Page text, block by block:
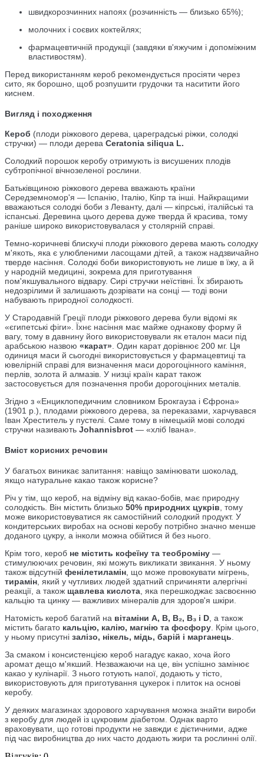
швидкорозчинних напоях (розчинність — близько 65%);
молочних і соєвих коктейлях;
фармацевтичній продукції (завдяки в'яжучим і допоміжним
властивостям).
Перед використанням кероб рекомендується просіяти через
сито, як борошно, щоб розпушити грудочки та наситити його
киснем.
Вигляд і походження
Кероб (плоди ріжкового дерева, цареградські ріжки, солодкі
стручки) — плоди дерева Ceratonia siliqua L.
Солодкий порошок керобу отримують із висушених плодів
субтропічної вічнозеленої рослини.
Батьківщиною ріжкового дерева вважають країни
Середземномор'я — Іспанію, Італію, Кіпр та інші. Найкращими
вважаються солодкі боби з Леванту, далі — кіпрські, італійські та
іспанські. Деревина цього дерева дуже тверда й красива, тому
раніше широко використовувалася у столярній справі.
Темно-коричневі блискучі плоди ріжкового дерева мають солодку
м'якоть, яка є улюбленими ласощами дітей, а також надзвичайно
тверде насіння. Солодкі боби використовують не лише в їжу, а й
у народній медицині, зокрема для приготування
пом'якшувального відвару. Сирі стручки неїстівні. Їх збирають
недозрілими й залишають дозрівати на сонці — тоді вони
набувають природної солодкості.
У Стародавній Греції плоди ріжкового дерева були відомі як
«єгипетські фіги». Їхнє насіння має майже однакову форму й
вагу, тому в давнину його використовували як еталон маси під
арабською назвою «карат». Один карат дорівнює 200 мг. Ця
одиниця маси й сьогодні використовується у фармацевтиці та
ювелірній справі для визначення маси дорогоцінного каміння,
перлів, золота й алмазів. У низці країн карат також
застосовується для позначення проби дорогоцінних металів.
Згідно з «Енциклопедичним словником Брокгауза і Єфрона»
(1901 р.), плодами ріжкового дерева, за переказами, харчувався
Іван Хреститель у пустелі. Саме тому в німецькій мові солодкі
стручки називають Johannisbrot — «хліб Івана».
Вміст корисних речовин
У багатьох виникає запитання: навіщо замінювати шоколад,
якщо натуральне какао також корисне?
Річ у тім, що кероб, на відміну від какао-бобів, має природну
солодкість. Він містить близько 50% природних цукрів , тому
може використовуватися як самостійний солодкий продукт. У
кондитерських виробах на основі керобу потрібно значно менше
доданого цукру, а інколи можна обійтися й без нього.
Крім того, кероб не містить кофеїну та теоброміну —
стимулюючих речовин, які можуть викликати звикання. У ньому
також відсутній фенілетиламін , що може провокувати мігрень,
тирамін , який у чутливих людей здатний спричиняти алергічні
реакції, а також щавлева кислота , яка перешкоджає засвоєнню
кальцію та цинку — важливих мінералів для здоров'я шкіри.
Натомість кероб багатий на вітаміни A, B, B₂, B₃ і D , а також
містить багато кальцію, калію, магнію та фосфору . Крім цього,
у ньому присутні залізо, нікель, мідь, барій і марганець
За смаком і консистенцією кероб нагадує какао, хоча його
аромат дещо м'якший. Незважаючи на це, він успішно замінює
какао у кулінарії. З нього готують напої, додають у тісто,
використовують для приготування цукерок і плиток на основі
керобу.
У деяких магазинах здорового харчування можна знайти вироби
з керобу для людей із цукровим діабетом. Однак варто
враховувати, що готові продукти не завжди є дієтичними, адже
під час виробництва до них часто додають жири та рослинні олії.